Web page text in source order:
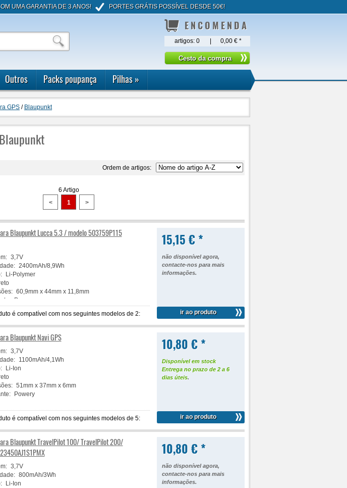
UMA GARANTIA DE 3 ANOS! PORTES GRÁTIS POSSÍVEL DESDE 50€!
ENCOMENDA
artigos: 0 0,00 € *
Outros Packs poupança Pilhas»
GPS / Blaupunkt
Ordem de artigos:
6 Artigo
<
1 >
15,15 € *
não disponível agora,
contacte-nos para mais
informações.
ir ao produto
Blaupunkt Lucca 5.3 / modelo 503759P115
3,7V
2400mAh/8,9Wh
Li-Polymer
60,9mm x 44mm x 11,8mm
Powery
é compatível com nos seguintes modelos de 2:
10,80 € *
Disponível em stock
Entrega no prazo de 2 a 6
dias úteis.
ir ao produto
Blaupunkt Navi GPS
3,7V
1100mAh/4,1Wh
Li-Ion
51mm x 37mm x 6mm
Powery
é compatível com nos seguintes modelos de 5:
10,80 € *
não disponível agora,
contacte-nos para mais
informações.
Blaupunkt TravelPilot 100/ TravelPilot 200/
3,7V
800mAh/3Wh
Li-Ion